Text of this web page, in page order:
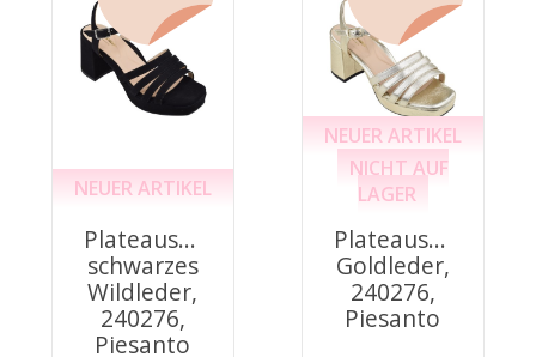
NEUER ARTIKEL
Plateausandalen,
schwarzes
Wildleder,
240276,
Piesanto
NEUER ARTIKEL
NICHT AUF
LAGER
Plateausandalen,
Goldleder,
240276,
Piesanto